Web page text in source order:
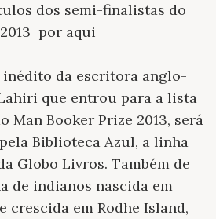
dos semi-finalistas do
por aqui
inédito da escritora anglo-
que entrou para a lista
Man Booker Prize 2013, será
Biblioteca Azul, a linha
Globo Livros. Também de
de indianos nascida em
crescida em Rodhe Island,